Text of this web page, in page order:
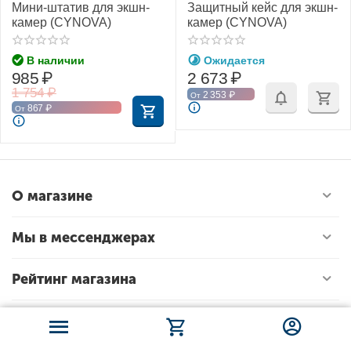
Мини-штатив для экшн-
камер (CYNOVA)
В наличии
1 754 ₽
985₽
От 867 ₽
Защитный кейс для экшн-
камер (CYNOVA)
Ожидается
2 673₽
От 2 353 ₽
О магазине
Мы в мессенджерах
Рейтинг магазина